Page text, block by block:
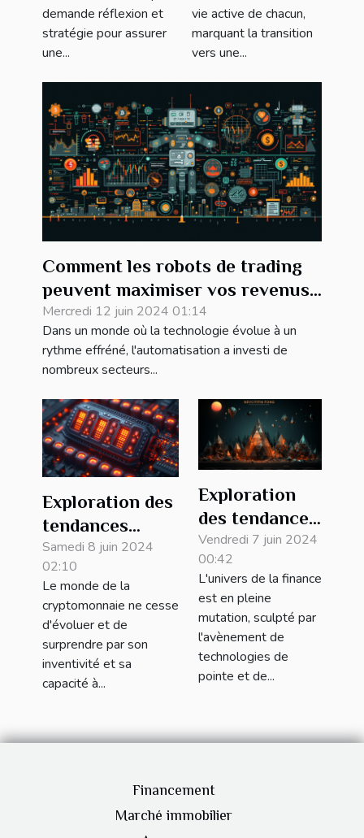
demande réflexion et
stratégie pour assurer
une...
vie active de chacun,
marquant la transition
vers une...
Comment les robots de trading
peuvent maximiser vos revenus
passifs et diversifier vos
investissements
Mercredi 12 juin 2024 01:14
Dans un monde où la technologie évolue à un
rythme effréné, l'automatisation a investi de
nombreux secteurs...
Exploration des
tendances
émergentes
dans le minage
de
cryptomonnaies
en 2024
Samedi 8 juin 2024
02:10
Le monde de la
cryptomonnaie ne cesse
d'évoluer et de
surprendre par son
inventivité et sa
capacité à...
Exploration
des tendances
émergentes
en fintech et
leur impact
sur les
services
financiers
traditionnels
Vendredi 7 juin 2024
00:42
L'univers de la finance
est en pleine
mutation, sculpté par
l'avènement de
technologies de
pointe et de...
Financement
Marché immobilier